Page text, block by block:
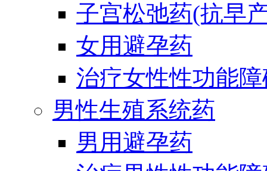
子宫松弛药(抗早
女用避孕药
治疗女性性功能
男性生殖系统药
男用避孕药